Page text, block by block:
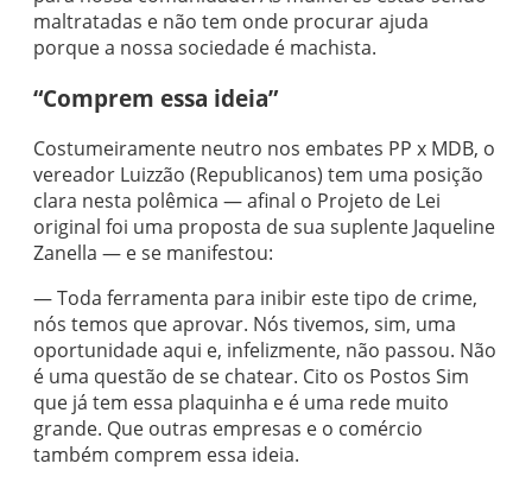
maltratadas e não tem onde procurar ajuda
porque a nossa sociedade é machista.
“Comprem essa ideia”
Costumeiramente neutro nos embates PP x MDB, o
vereador Luizzão (Republicanos) tem uma posição
clara nesta polêmica — afinal o Projeto de Lei
original foi uma proposta de sua suplente Jaqueline
Zanella — e se manifestou:
— Toda ferramenta para inibir este tipo de crime,
nós temos que aprovar. Nós tivemos, sim, uma
oportunidade aqui e, infelizmente, não passou. Não
é uma questão de se chatear. Cito os Postos Sim
que já tem essa plaquinha e é uma rede muito
grande. Que outras empresas e o comércio
também comprem essa ideia.